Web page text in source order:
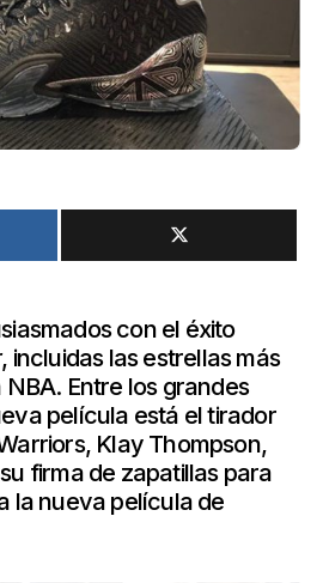
con el éxito
, incluidas las estrellas más
Entre los grandes
película está el tirador
Klay Thompson,
firma de zapatillas para
la nueva película de